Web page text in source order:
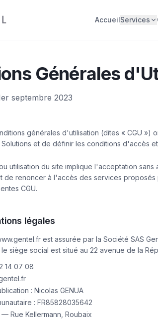
AccueilServices
Générales
septembre 2023
générales d'utilisation (dites « CGU
Solutions et de définir les conditions d'accès
utilisation du site implique l'acceptation
de renoncer à l'accès des services
CGU.
légales
est assurée par la Société SAS
siège social est situé au 22 avenue de la
14 07 08
: Nicolas GENUA
: FR85828035642
Rue Kellermann, Roubaix